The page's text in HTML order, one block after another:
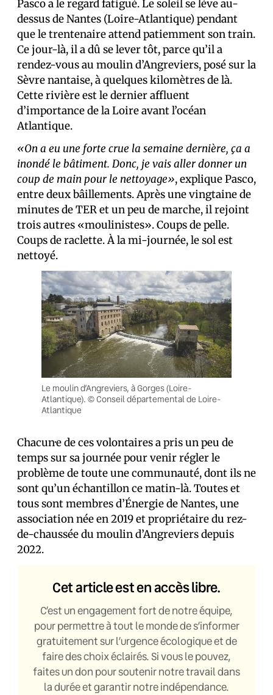
Pasco a le regard fatigué. Le soleil se lève au-
dessus de Nantes (Loire-Atlantique) pendant
que le trentenaire attend patiemment son train.
Ce jour-là, il a dû se lever tôt, parce qu’il a
rendez-vous au moulin d’Angreviers, posé sur la
Sèvre nantaise, à quelques kilomètres de là.
Cette rivière est le dernier affluent
d’importance de la Loire avant l’océan
Atlantique.
«On a eu une forte crue la semaine dernière, ça a
inondé le bâtiment. Donc, je vais aller donner un
coup de main pour le nettoyage», explique Pasco,
entre deux bâillements. Après une vingtaine de
minutes de TER et un peu de marche, il rejoint
trois autres «moulinistes». Coups de pelle.
Coups de raclette. À la mi-journée, le sol est
nettoyé.
Le moulin d’Angreviers, à Gorges (Loire-
Atlantique). © Conseil départemental de Loire-
Atlantique
Chacun·e de ces volontaires a pris un peu de
temps sur sa journée pour venir régler le
problème de toute une communauté, dont ils ne
sont qu’un échantillon ce matin-là. Toutes et
tous sont membres d’Énergie de Nantes, une
association née en 2019 et propriétaire du rez-
de-chaussée du moulin d’Angreviers depuis
2022.
Cet article est en accès libre.
C’est un engagement fort de notre équipe,
pour permettre à tout le monde de s’informer
gratuitement sur l’urgence écologique et de
faire des choix éclairés. Si vous le pouvez,
faites un don pour soutenir notre travail dans
la durée et garantir notre indépendance.